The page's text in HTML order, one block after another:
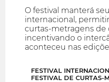
O festival manterá
internacional,
curtas-metragens de
incentivando o
aconteceu nas
FESTIVAL
FESTIVAL DE CURTAS-